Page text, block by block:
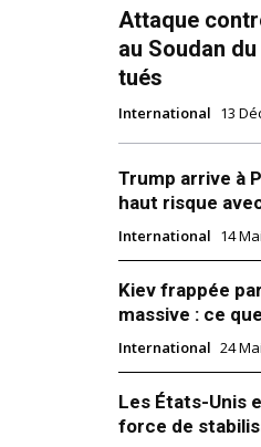
Attaque
au Soudan
tués
International 13
Trump arrive à
haut risque
International 14
Kiev frappée
massive : ce
International 24
Les États-Unis
force de